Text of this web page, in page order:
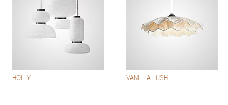
HOLLY VANILLA LUSH